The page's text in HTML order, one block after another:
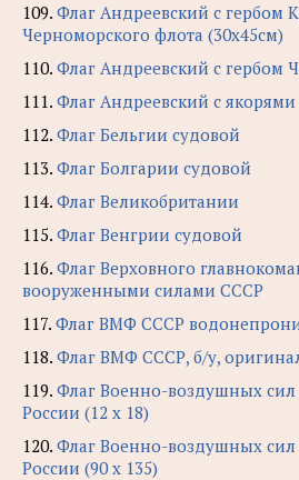
109. Флаг Андреевский с гербом
Черноморского флота (30х45см)
110. Флаг Андреевский с гербом
111. Флаг Андреевский с якорями
112. Флаг Бельгии судовой
113. Флаг Болгарии судовой
114. Флаг Великобритании
115. Флаг Венгрии судовой
116. Флаг Верховного
вооруженными силами СССР
117. Флаг ВМФ СССР
118. Флаг ВМФ СССР, б/у,
119. Флаг Военно-воздушных сил
России (12 х 18)
120. Флаг Военно-воздушных сил
России (90 х 135)